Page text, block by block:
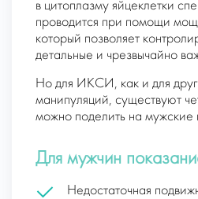
в цитоплазму яйцеклетки
проводится при помощи
который позволяет
детальные и чрезвычайно
Но для ИКСИ, как и для
манипуляций, существуют
можно поделить на мужские
Для мужчин
Недостаточная